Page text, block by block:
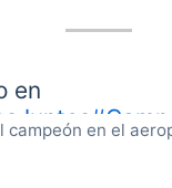
en
campeón en el